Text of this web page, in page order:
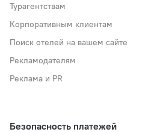
Турагентствам
Корпоративным клиентам
Поиск отелей на вашем сайте
Рекламодателям
Реклама и PR
Безопасность платежей